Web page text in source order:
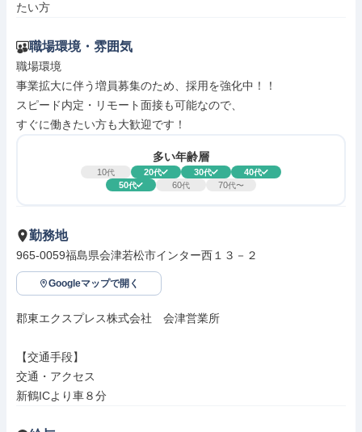
たい方
職場環境・雰囲気
職場環境
事業拡大に伴う増員募集のため、採用を強化中！！
スピード内定・リモート面接も可能なので、
すぐに働きたい方も大歓迎です！
多い年齢層
10代 20代 30代 40代
50代 60代 70代〜
勤務地
965-0059福島県会津若松市インター西１３－２
Googleマップで開く
郡東エクスプレス株式会社　会津営業所
【交通手段】
交通・アクセス
新鶴ICより車８分